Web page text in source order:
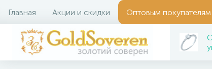
Главная Акции и скидки Оптовым покупателям